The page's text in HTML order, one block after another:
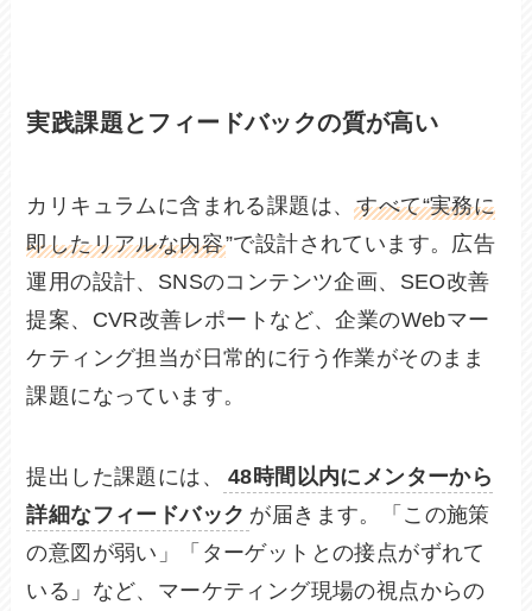
実践課題とフィードバックの質が高い
カリキュラムに含まれる課題は、すべて“実務に
即したリアルな内容”で設計されています。広告
運用の設計、SNSのコンテンツ企画、SEO改善
提案、CVR改善レポートなど、企業のWebマー
ケティング担当が日常的に行う作業がそのまま
課題になっています。
提出した課題には、
48時間以内にメンターから
詳細なフィードバック が届きます。「この施策
の意図が弱い」「ターゲットとの接点がずれて
いる」など、マーケティング現場の視点からの